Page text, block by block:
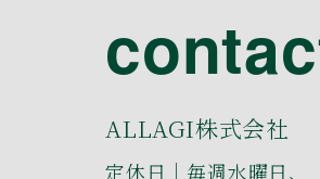
ALLAGI株式会社
定休日｜毎週水曜日